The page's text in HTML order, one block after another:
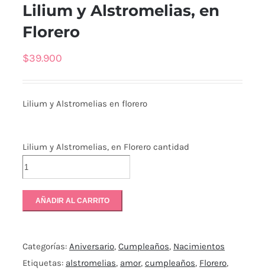
Lilium y Alstromelias, en
Florero
$39.900
Lilium y Alstromelias en florero
Lilium y Alstromelias, en Florero cantidad
AÑADIR AL CARRITO
Categorías: Aniversario, Cumpleaños, Nacimientos
Etiquetas: alstromelias, amor, cumpleaños, Florero,